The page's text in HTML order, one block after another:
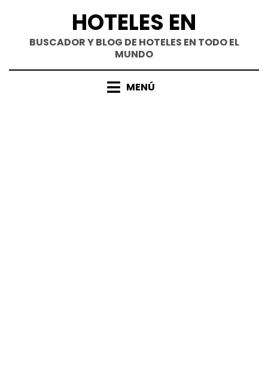
contenido
HOTELES EN
BUSCADOR Y BLOG DE HOTELES EN TODO EL
MUNDO
MENÚ